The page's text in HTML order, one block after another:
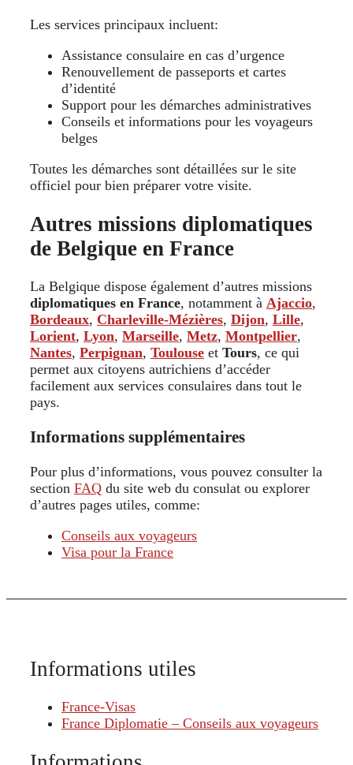
Les services principaux incluent:
Assistance consulaire en cas d’urgence
Renouvellement de passeports et cartes
d’identité
Support pour les démarches administratives
Conseils et informations pour les voyageurs
belges
Toutes les démarches sont détaillées sur le site
officiel pour bien préparer votre visite.
Autres missions diplomatiques
de Belgique en France
La Belgique dispose également d’autres missions
diplomatiques en France, notamment à Ajaccio,
Bordeaux, Charleville-Mézières, Dijon, Lille,
Lorient, Lyon, Marseille, Metz, Montpellier,
Nantes, Perpignan, Toulouse et Tours, ce qui
permet aux citoyens autrichiens d’accéder
facilement aux services consulaires dans tout le
pays.
Informations supplémentaires
Pour plus d’informations, vous pouvez consulter la
section FAQ du site web du consulat ou explorer
d’autres pages utiles, comme:
Conseils aux voyageurs
Visa pour la France
Informations utiles
France-Visas
France Diplomatie – Conseils aux voyageurs